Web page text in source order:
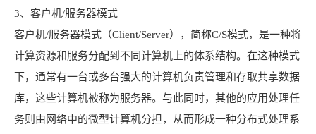
3、客户机/服务器模式
客户机/服务器模式（Client/Server），简称C/S模式，是一种将
计算资源和服务分配到不同计算机上的体系结构。在这种模式
下，通常有一台或多台强大的计算机负责管理和存取共享数据
库，这些计算机被称为服务器。与此同时，其他的应用处理任
务则由网络中的微型计算机分担，从而形成一种分布式处理系